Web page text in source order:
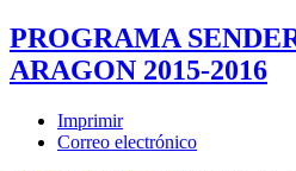
PROGRAMA
ARAGON 2015-2016
Imprimir
Correo electrónico